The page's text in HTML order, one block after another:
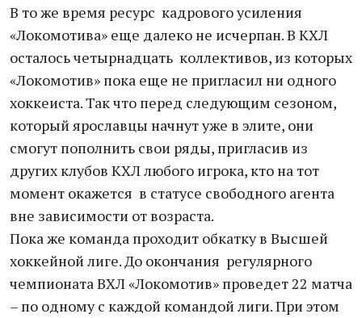
В то же время ресурс кадрового усиления
«Локомотива» еще далеко не исчерпан. В КХЛ
осталось четырнадцать коллективов, из которых
«Локомотив» пока еще не пригласил ни одного
хоккеиста. Так что перед следующим сезоном,
который ярославцы начнут уже в элите, они
смогут пополнить свои ряды, пригласив из
других клубов КХЛ любого игрока, кто на тот
момент окажется в статусе свободного агента
вне зависимости от возраста.
Пока же команда проходит обкатку в Высшей
хоккейной лиге. До окончания регулярного
чемпионата ВХЛ «Локомотив» проведет 22 матча
– по одному с каждой командой лиги. При этом